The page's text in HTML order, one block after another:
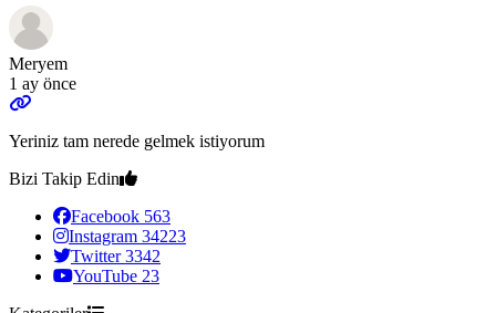
Meryem
1 ay önce
Yeriniz tam nerede gelmek istiyorum
Bizi Takip Edin
Facebook 563
Instagram 34223
Twitter 3342
YouTube 23